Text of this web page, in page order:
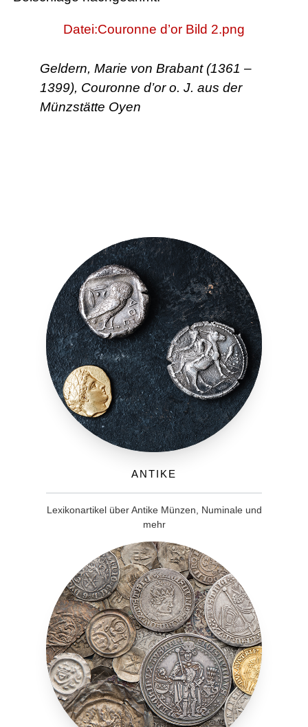
Datei:Couronne d’or Bild 2.png
Geldern, Marie von Brabant (1361 –
1399), Couronne d’or o. J. aus der
Münzstätte Oyen
Antike
Lexikonartikel über Antike Münzen, Numinale und
mehr